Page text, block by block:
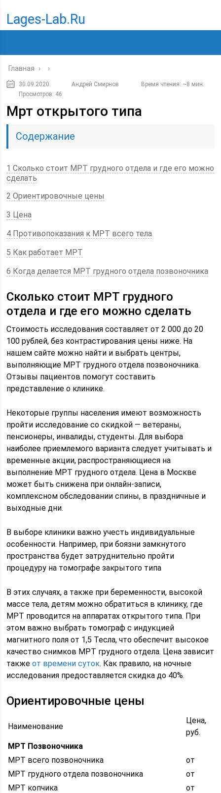
Lages-Lab.ru
Главная › ›
30.09.2020 Андрей Смирнов
Время чтения: ~8 мин.
Просмотров: 46
Мрт открытого типа
Содержание
1 Сколько стоит МРТ грудного отдела и где его можно
сделать
2 Ориентировочные цены
3 Цена
4 Противопоказания к МРТ всего тела
5 Как работает МРТ
6 Когда делается МРТ грудного отдела позвоночника
Сколько стоит МРТ грудного
отдела и где его можно сделать
Стоимость исследования составляет от 2 000 до 20
100 рублей, без контрастирования цены ниже. На
нашем сайте можно найти и выбрать центры,
выполняющие МРТ грудного отдела позвоночника.
Отзывы пациентов помогут составить
представление о клинике.
Некоторые группы населения имеют возможность
пройти исследование со скидкой — ветераны,
пенсионеры, инвалиды, студенты. Для выбора
наиболее приемлемого варианта следует учитывать и
временные акции, распространяющиеся на
выполнение МРТ грудного отдела. Цена в Москве
может быть снижена при онлайн-записи,
комплексном обследовании спины, в праздничные и
выходные дни.
В выборе клиники важно учесть индивидуальные
особенности. Например, при боязни замкнутого
пространства будет затруднительно пройти
процедуру на томографе закрытого типа
В этих случаях, а также при беременности, высокой
массе тела, детям можно обратиться в клинику, где
МРТ проводится на аппаратах открытого типа. При
этом важно выбрать томограф с индукцией
магнитного поля от 1,5 Тесла, что обеспечит высокое
качество снимков МРТ грудного отдела. Цена зависит
такжеот времени суток. Как правило, на ночные
исследования предоставляется скидка до 40%.
Ориентировочные цены
Наименование
Цена,
руб.
МРТ Позвоночника
МРТ всего позвоночника
от
МРТ грудного отдела позвоночника
от
МРТ копчика
от